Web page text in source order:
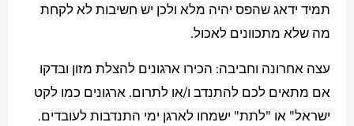
תמיד ידאג שהפס יהיה מלא ולכן יש חשיבות לא לקחת
מה שלא מתכוונים לאכול.
עצה אחרונה וחביבה: הכירו ארגונים להצלת מזון ובדקו
אם מתאים לכם להתנדב ו/או לתרום. ארגונים כמו לקט
ישראל" או "לתת" ישמחו לארגן ימי התנדבות לעובדים.